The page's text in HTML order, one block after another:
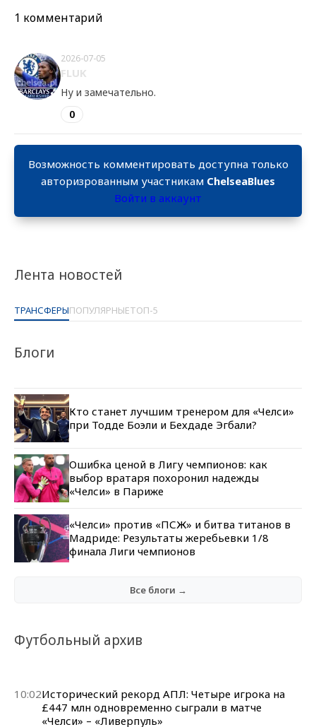
Лента новостей
ТРАНСФЕРЫПОПУЛЯРНЫЕТОП-5
Блоги
Кто станет лучшим тренером для «Челси»
при Тодде Боэли и Бехдаде Эгбали?
Ошибка ценой в Лигу чемпионов: как
выбор вратаря похоронил надежды
«Челси» в Париже
«Челси» против «ПСЖ» и битва титанов в
Мадриде: Результаты жеребьевки 1/8
финала Лиги чемпионов
Все блоги →
Футбольный архив
10:02Исторический рекорд АПЛ: Четыре игрока на
£447 млн одновременно сыграли в матче
«Челси» – «Ливерпуль»
1 комментарий
2026-07-05
FLUK
Ну и замечательно.
0
Возможность комментировать доступна только
авторизрованным участникам ChelseaBlues
Войти в аккаунт